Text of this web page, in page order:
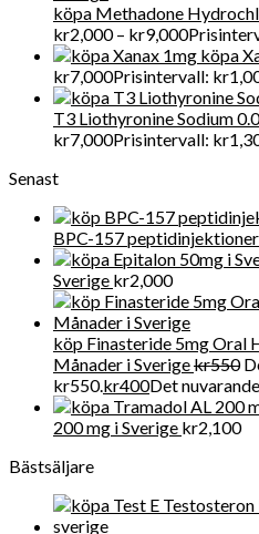
köpa Methadone
kr2,000 – kr9,000
köpa
kr7,000Prisintervall:
T3 Liothyronine Sodium
kr7,000Prisintervall:
Senast
BPC-157
Sverige kr2,000
köp Finasteride 5mg Oral
Månader i Sverigekr550
kr550.kr400Det
200 mg i Sverige kr2,100
Bästsäljare